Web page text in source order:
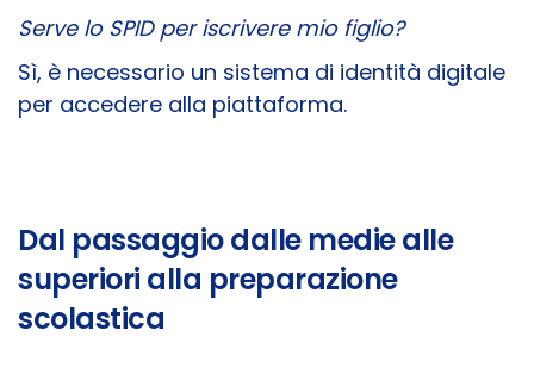
Serve lo SPID per iscrivere mio figlio?
Sì, è necessario un sistema di identità digitale
per accedere alla piattaforma.
Dal passaggio dalle medie alle
superiori alla preparazione
scolastica